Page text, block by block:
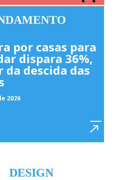
por casas para
dispara 36%,
da descida das
2026
DESIGN